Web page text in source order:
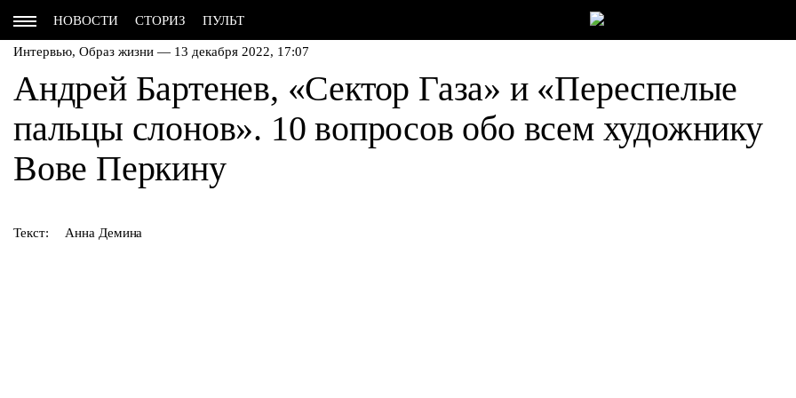
НОВОСТИ СТОРИЗ ПУЛЬТ
Интервью, Образ жизни — 13 декабря 2022, 17:07
Андрей Бартенев, «Сектор Газа» и «Переспелые
пальцы слонов». 10 вопросов обо всем художнику
Вове Перкину
Текст: Анна Демина